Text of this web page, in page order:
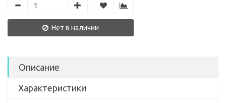
Нет в наличии
Описание
Характеристики